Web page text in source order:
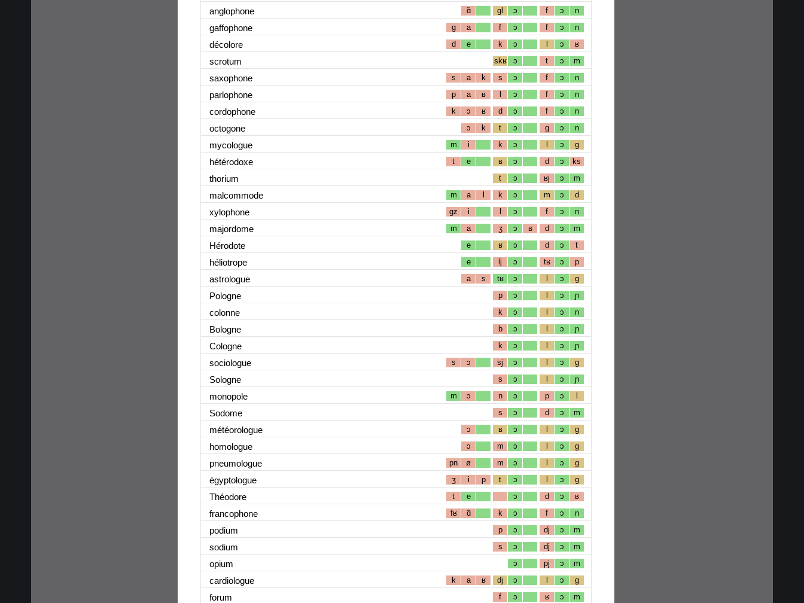
anglophone ɑ̃ gl ɔ f ɔ n
gaffophone g a f ɔ f ɔ n
décolore d e k ɔ l ɔ ʁ
scrotum skʁ ɔ t ɔ m
saxophone s a k s ɔ f ɔ n
parlophone p a ʁ l ɔ f ɔ n
cordophone k ɔ ʁ d ɔ f ɔ n
octogone ɔ k t ɔ g ɔ n
mycologue m i k ɔ l ɔ g
hétérodoxe t e ʁ ɔ d ɔ ks
thorium t ɔ ʁj ɔ m
malcommode m a l k ɔ m ɔ d
xylophone gz i l ɔ f ɔ n
majordome m a ʒ ɔ ʁ d ɔ m
Hérodote e ʁ ɔ d ɔ t
héliotrope e lj ɔ tʁ ɔ p
astrologue a s tʁ ɔ l ɔ g
Pologne p ɔ l ɔ ɲ
colonne k ɔ l ɔ n
Bologne b ɔ l ɔ ɲ
Cologne k ɔ l ɔ ɲ
sociologue s ɔ sj ɔ l ɔ g
Sologne s ɔ l ɔ ɲ
monopole m ɔ n ɔ p ɔ l
Sodome s ɔ d ɔ m
météorologue ɔ ʁ ɔ l ɔ g
homologue ɔ m ɔ l ɔ g
pneumologue pn ø m ɔ l ɔ g
égyptologue ʒ i p t ɔ l ɔ g
Théodore t e ɔ d ɔ ʁ
francophone fʁ ɑ̃ k ɔ f ɔ n
podium p ɔ dj ɔ m
sodium s ɔ dj ɔ m
opium ɔ pj ɔ m
cardiologue k a ʁ dj ɔ l ɔ g
forum f ɔ ʁ ɔ m